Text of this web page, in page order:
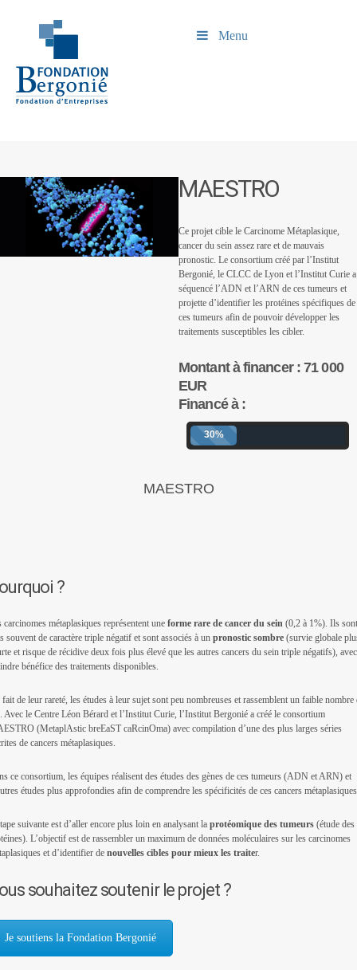
Menu
MAESTRO
Ce projet cible le Carcinome Métaplasique,
cancer du sein assez rare et de mauvais
pronostic. Le consortium créé par l’Institut
Bergonié, le CLCC de Lyon et l’Institut Curie a
séquencé l’ADN et l’ARN de ces tumeurs et
projette d’identifier les protéines spécifiques de
ces tumeurs afin de pouvoir développer les
traitements susceptibles les cibler.
Montant à financer : 71 000
EUR
Financé à :
30%
MAESTRO
?
carcinomes métaplasiques représentent une forme rare de cancer du sein (0,2 à 1%). Ils
souvent de caractère triple négatif et sont associés à un pronostic sombre (survie globale
et risque de récidive deux fois plus élevé que les autres cancers du sein triple négatifs),
bénéfice des traitements disponibles.
de leur rareté, les études à leur sujet sont peu nombreuses et rassemblent un faible nombre
Avec le Centre Léon Bérard et l’Institut Curie, l’Institut Bergonié a créé le consortium
(MetaplAstic breEaST caRcinOma) avec compilation d’une des plus larges séries
de cancers métaplasiques.
ce consortium, les équipes réalisent des études des gènes de ces tumeurs (ADN et ARN) et
études plus approfondies afin de comprendre les spécificités de ces cancers
suivante est d’aller encore plus loin en analysant la protéomique des tumeurs (étude des
L’objectif est de rassembler un maximum de données moléculaires sur les carcinomes
et d’identifier de nouvelles cibles pour mieux les traiter.
souhaitez soutenir le projet ?
Je soutiens la Fondation Bergonié